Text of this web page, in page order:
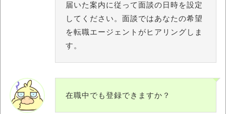
届いた案内に従って面談の日時を設定
してください。面談ではあなたの希望
を転職エージェントがヒアリングしま
す。
在職中でも登録できますか？